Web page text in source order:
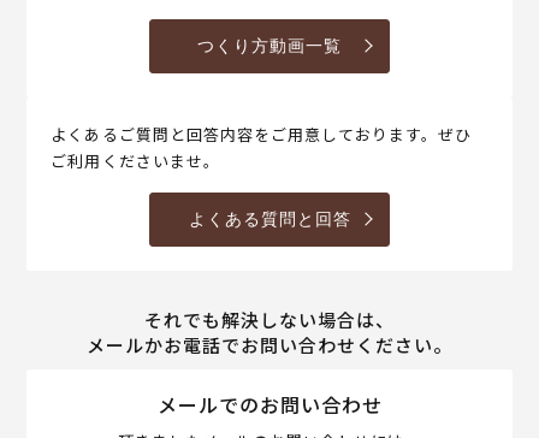
つくり方動画一覧
よくあるご質問と回答内容をご用意しております。ぜひ
ご利用くださいませ。
よくある質問と回答
それでも解決しない場合は、
メールかお電話でお問い合わせください。
メールでのお問い合わせ